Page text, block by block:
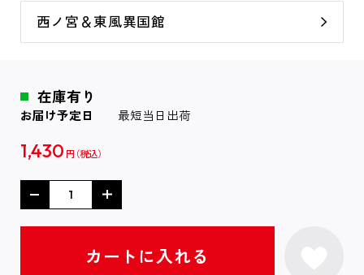
西ノ宮＆東風異国館
在庫有り
お届け予定日 最短当日出荷
1,430 円